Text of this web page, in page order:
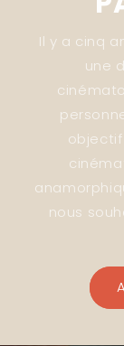
Il y a cinq
une
nous